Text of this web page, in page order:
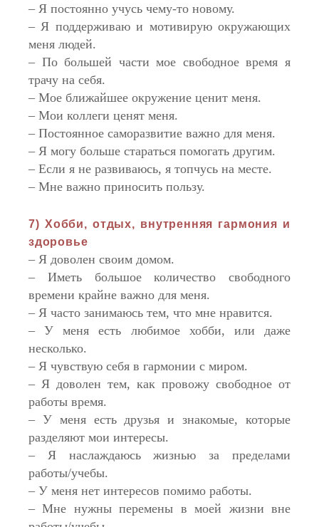
– Я постоянно учусь чему-то новому.
– Я поддерживаю и мотивирую окружающих
меня людей.
– По большей части мое свободное время я
трачу на себя.
– Мое ближайшее окружение ценит меня.
– Мои коллеги ценят меня.
– Постоянное саморазвитие важно для меня.
– Я могу больше стараться помогать другим.
– Если я не развиваюсь, я топчусь на месте.
– Мне важно приносить пользу.
7) Хобби, отдых, внутренняя гармония и
здоровье
– Я доволен своим домом.
– Иметь большое количество свободного
времени крайне важно для меня.
– Я часто занимаюсь тем, что мне нравится.
– У меня есть любимое хобби, или даже
несколько.
– Я чувствую себя в гармонии с миром.
– Я доволен тем, как провожу свободное от
работы время.
– У меня есть друзья и знакомые, которые
разделяют мои интересы.
– Я наслаждаюсь жизнью за пределами
работы/учебы.
– У меня нет интересов помимо работы.
– Мне нужны перемены в моей жизни вне